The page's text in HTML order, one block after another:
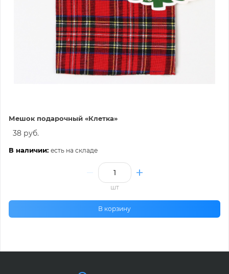
Мешок подарочный «Клетка»
38 руб.
В наличии: есть на складе
шт
В корзину